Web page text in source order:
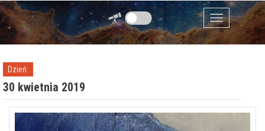
Przejdź do zawartości
Menu
Dzień:
30 kwietnia 2019